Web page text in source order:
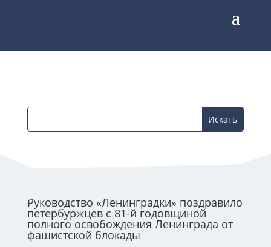
Руководство «Ленинградки» поздравило
петербуржцев с 81-й годовщиной
полного освобождения Ленинграда от
фашистской блокады